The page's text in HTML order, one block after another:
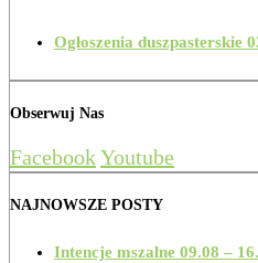
Ogłoszenia duszpasterskie
Obserwuj Nas
FacebookYoutube
NAJNOWSZE POSTY
Intencje mszalne 09.08 –